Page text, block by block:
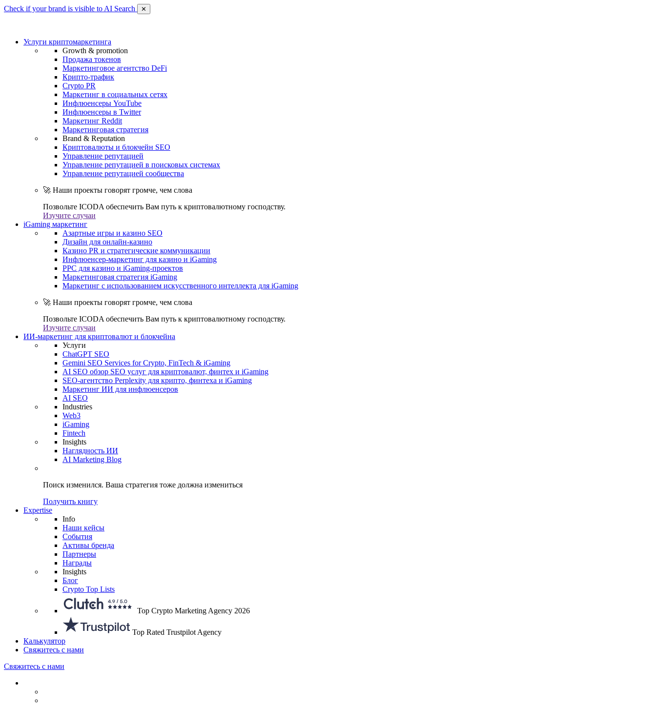
Check if your brand is visible to AI Search ✕
Услуги криптомаркетинга
Growth & promotion
Продажа токенов
Маркетинговое агентство DeFi
Крипто-трафик
Crypto PR
Маркетинг в социальных сетях
Инфлюенсеры YouTube
Инфлюенсеры в Twitter
Маркетинг Reddit
Маркетинговая стратегия
Brand & Reputation
Криптовалюты и блокчейн SEO
Управление репутацией
Управление репутацией в поисковых системах
Управление репутацией сообщества
🚀 Наши проекты говорят громче, чем слова
Позвольте ICODA обеспечить Вам путь к криптовалютному господству.
Изучите случаи
iGaming маркетинг
Азартные игры и казино SEO
Дизайн для онлайн-казино
Казино PR и стратегические коммуникации
Инфлюенсер-маркетинг для казино и iGaming
PPC для казино и iGaming-проектов
Маркетинговая стратегия iGaming
Маркетинг с использованием искусственного интеллекта для iGaming
🚀 Наши проекты говорят громче, чем слова
Позвольте ICODA обеспечить Вам путь к криптовалютному господству.
Изучите случаи
ИИ-маркетинг для криптовалют и блокчейна
Услуги
ChatGPT SEO
Gemini SEO Services for Crypto, FinTech & iGaming
AI SEO обзор SEO услуг для криптовалют, финтех и iGaming
SEO-агентство Perplexity для крипто, финтеха и iGaming
Маркетинг ИИ для инфлюенсеров
AI SEO
Industries
Web3
iGaming
Fintech
Insights
Наглядность ИИ
AI Marketing Blog
Поиск изменился. Ваша стратегия тоже должна измениться
Получить книгу
Expertise
Info
Наши кейсы
События
Активы бренда
Партнеры
Награды
Insights
Блог
Crypto Top Lists
Top Crypto Marketing Agency 2026
Top Rated Trustpilot Agency
Калькулятор
Свяжитесь с нами
Свяжитесь с нами